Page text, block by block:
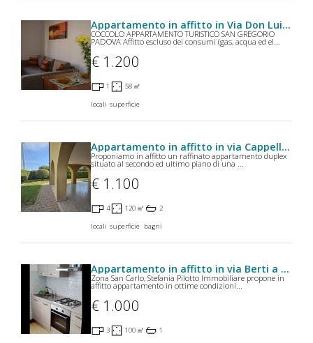
Appartamento in affitto in Via Don Luigi Orione a Padova
COCCOLO APPARTAMENTO TURISTICO SAN GREGORIO
PADOVA Affitto escluso dei consumi (gas, acqua ed el...
€ 1.200
1
locali
58 ㎡
superficie
Appartamento in affitto in via Cappellini 25 Padova a Padova
Proponiamo in affitto un raffinato appartamento duplex
situato al secondo ed ultimo piano di una ...
€ 1.100
4
locali
120 ㎡
superficie
2
bagni
Appartamento in affitto in via Berti a Padova
Zona San Carlo, Stefania Pilotto Immobiliare propone in
affitto appartamento in ottime condizioni...
€ 1.000
3
100 ㎡
1